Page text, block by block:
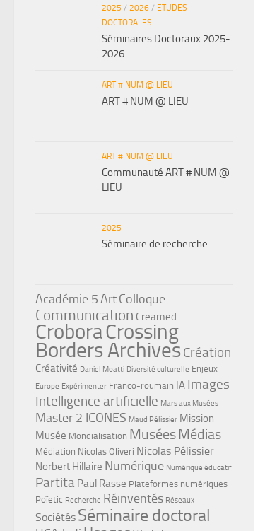
2025 / 2026 / ETUDES
DOCTORALES
Séminaires Doctoraux 2025-
2026
ART # NUM @ LIEU
ART # NUM @ LIEU
ART # NUM @ LIEU
Communauté ART # NUM @
LIEU
2025
Séminaire de recherche
Académie 5ArtColloque
Communication Creamed
CroboraCrossing
Borders ArchivesCréation
Créativité Daniel Moatti Diversité culturelle Enjeux
Europe Expérimenter Franco-roumain IA Images
Intelligence artificielle Mars aux Musées
Master 2 ICONES Maud Pélissier Mission
Musée Mondialisation MuséesMédias
Médiation Nicolas Oliveri Nicolas Pélissier
Norbert Hillaire Numérique Numérique éducatif
Partita Paul Rasse Plateformes numériques
Poïetic Recherche Réinventés Réseaux
Sociétés Séminaire doctoral